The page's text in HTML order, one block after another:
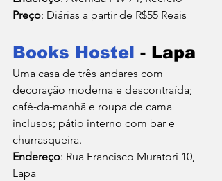
Preço: Diárias a partir de R$55 Reais
Books Hostel - Lapa
Uma casa de três andares com
decoração moderna e descontraída;
café-da-manhã e roupa de cama
inclusos; pátio interno com bar e
churrasqueira.
Endereço: Rua Francisco Muratori 10,
Lapa